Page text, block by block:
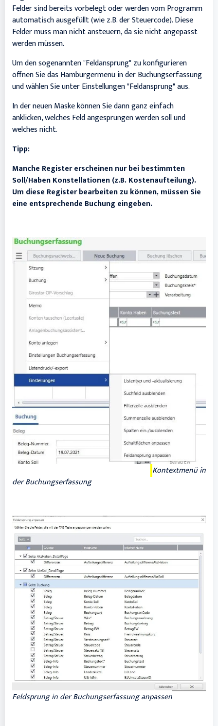
Felder sind bereits vorbelegt oder werden vom Programm
automatisch ausgefüllt (wie z.B. der Steuercode). Diese
Felder muss man nicht ansteuern, da sie nicht angepasst
werden müssen.
Um den sogenannten "Feldansprung" zu konfigurieren
öffnen Sie das Hamburgermenü in der Buchungserfassung
und wählen Sie unter Einstellungen "Feldansprung" aus.
In der neuen Maske können Sie dann ganz einfach
anklicken, welches Feld angesprungen werden soll und
welches nicht.
Tipp:
Manche Register erscheinen nur bei bestimmten
Soll/Haben Konstellationen (z.B. Kostenaufteilung).
Um diese Register bearbeiten zu können, müssen Sie
eine entsprechende Buchung eingeben.
Kontextmenü in
der Buchungserfassung
Feldsprung in der Buchungserfassung anpassen